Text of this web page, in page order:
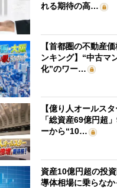
れる期待の高…
【首都圏の不動産
ンキング】“中古マ
化”のワー…
【億り人オールス
「総資産69億円超
ーから“10…
資産10億円超の投
導体相場に乗らな